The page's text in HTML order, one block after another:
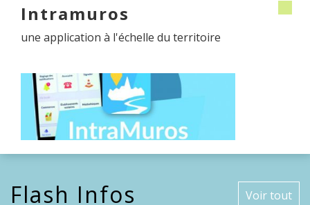
Intramuros
une application à l'échelle du territoire
Flash Infos Voir tout